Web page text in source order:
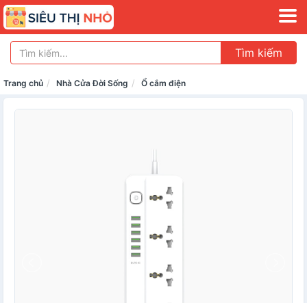
Tìm kiếm
Trang chủ Nhà Cửa Đời Sống Ổ cắm điện